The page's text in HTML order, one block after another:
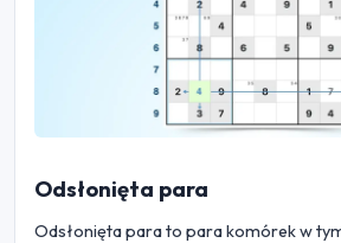
Odsłonięta para
Odsłonięta para to para komórek w